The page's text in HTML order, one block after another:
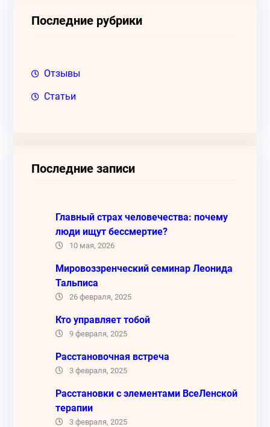
Последние рубрики
Отзывы
Статьи
Последние записи
Главный страх человечества: почему
люди ищут бессмертие?
10 мая, 2026
Мировоззренческий семинар Леонида
Тальписа
26 февраля, 2025
Кто управляет тобой
9 февраля, 2025
Расстановочная встреча
3 февраля, 2025
Расстановки с элементами ВсеЛенской
терапии
3 февраля, 2025